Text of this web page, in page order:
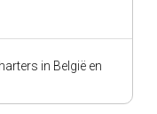
in België en